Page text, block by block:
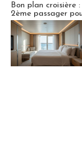
Bon plan croisière
2ème passager